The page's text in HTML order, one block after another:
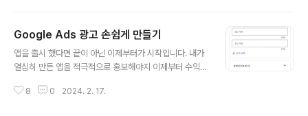
었다. 왜 이러한 경고를 받았을까? 정말 수도 없이 많은 사
유가 있었는데 몇가지 생각나는것들을 적어보자면 - 커뮤
니티에 누군가가 19금 사진을 올려서 앱 정지처분 - 사진
은 욕설 문구가 사진에 포함되어있는 경우 - 구글 정책 변
Google Ads 광고 손쉽게 만들기
앱을 출시 했다면 끝이 아닌 이제부터가 시작입니다. 내가
열심히 만든 앱을 적극적으로 홍보해야지 이제부터 수익화
을 차지하는 Google Ads로 광고 쉽게 만드는 방법을 말
8 0 2024. 2. 17.